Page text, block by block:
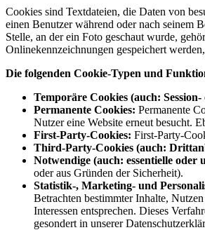
Cookies sind Textdateien, die Daten von
einen Benutzer während oder nach seinem
Stelle, an der ein Foto geschaut wurde,
Onlinekennzeichnungen gespeichert
Die folgenden Cookie-Typen und
Temporäre Cookies (auch:
Permanente Cookies: Permanente
Nutzer eine Website erneut besucht.
First-Party-Cookies: First-Party-
Third-Party-Cookies (auch:
Notwendige (auch: essentielle
oder aus Gründen der Sicherheit).
Statistik-, Marketing- und
Betrachten bestimmter Inhalte,
Interessen entsprechen. Dieses
gesondert in unserer